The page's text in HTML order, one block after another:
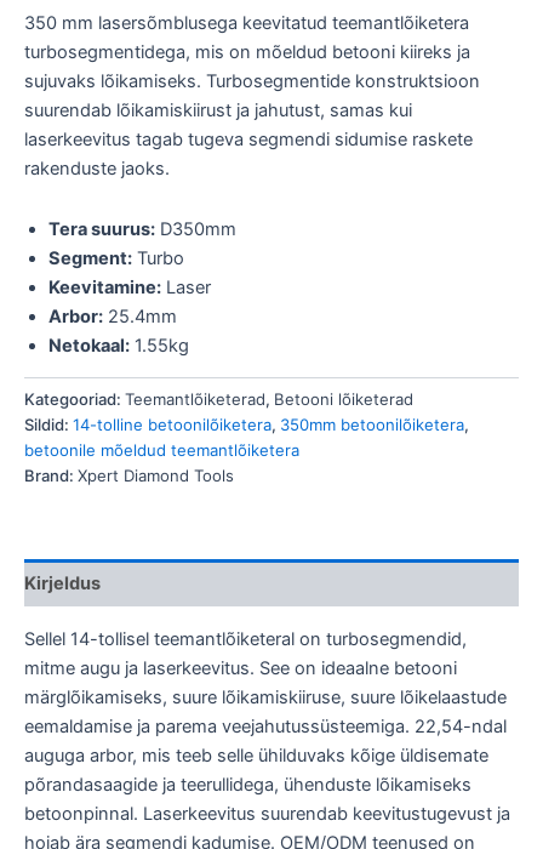
350 mm lasersõmblusega keevitatud teemantlõiketera
turbosegmentidega, mis on mõeldud betooni kiireks ja
sujuvaks lõikamiseks. Turbosegmentide konstruktsioon
suurendab lõikamiskiirust ja jahutust, samas kui
laserkeevitus tagab tugeva segmendi sidumise raskete
rakenduste jaoks.
Tera suurus: D350mm
Segment: Turbo
Keevitamine: Laser
Arbor: 25.4mm
Netokaal: 1.55kg
Kategooriad: Teemantlõiketerad, Betooni lõiketerad
Sildid: 14-tolline betoonilõiketera, 350mm betoonilõiketera,
betoonile mõeldud teemantlõiketera
Brand: Xpert Diamond Tools
Kirjeldus
Sellel 14-tollisel teemantlõiketeral on turbosegmendid,
mitme augu ja laserkeevitus. See on ideaalne betooni
märglõikamiseks, suure lõikamiskiiruse, suure lõikelaastude
eemaldamise ja parema veejahutussüsteemiga. 22,54-ndal
auguga arbor, mis teeb selle ühilduvaks kõige üldisemate
põrandasaagide ja teerullidega, ühenduste lõikamiseks
betoonpinnal. Laserkeevitus suurendab keevitustugevust ja
hoiab ära segmendi kadumise. OEM/ODM teenused on